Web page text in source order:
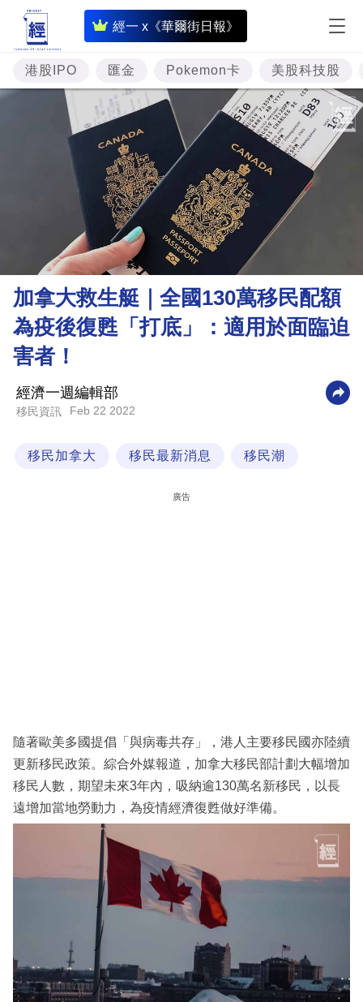
經一 x《華爾街日報》
即
時
財
經
專
題
投
資
市
理
財
商
科
技
港股IPO 匯金 Pokemon卡 美股科技股
加拿大救生艇｜全國130萬移民配額
為疫後復甦「打底」：適用於面臨迫
害者！
經濟一週編輯部
移民資訊 Feb 22 2022
移民加拿大 移民最新消息 移民潮
廣告
隨著歐美多國提倡「與病毒共存」，港人主要移民國亦陸續
更新移民政策。綜合外媒報道，加拿大移民部計劃大幅增加
移民人數，期望未來3年內，吸納逾130萬名新移民，以長
遠增加當地勞動力，為疫情經濟復甦做好準備。